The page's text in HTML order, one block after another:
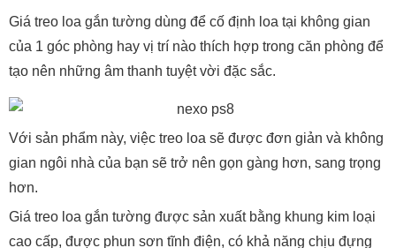
Giá treo loa gắn tường dùng để cố định loa tại không gian
của 1 góc phòng hay vị trí nào thích hợp trong căn phòng để
tạo nên những âm thanh tuyệt vời đặc sắc.
Với sản phẩm này, việc treo loa sẽ được đơn giản và không
gian ngôi nhà của bạn sẽ trở nên gọn gàng hơn, sang trọng
hơn.
Giá treo loa gắn tường được sản xuất bằng khung kim loại
cao cấp, được phun sơn tĩnh điện, có khả năng chịu đựng